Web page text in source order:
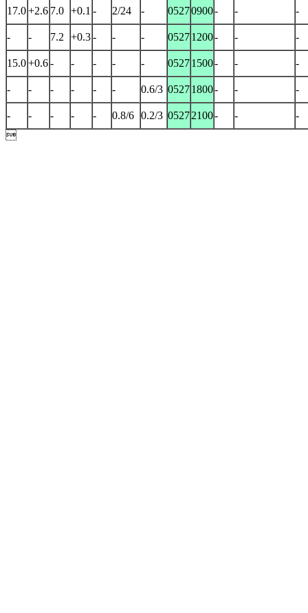
17.0+2.6 7.0 +0.1 - 2/24 - 05270900- - -
- - 7.2 +0.3- - - 05271200- - -
15.0+0.6- - - - - 05271500- - -
- - - - - - 0.6/3 05271800- - -
- - - - - 0.8/6 0.2/3 05272100- -
-
